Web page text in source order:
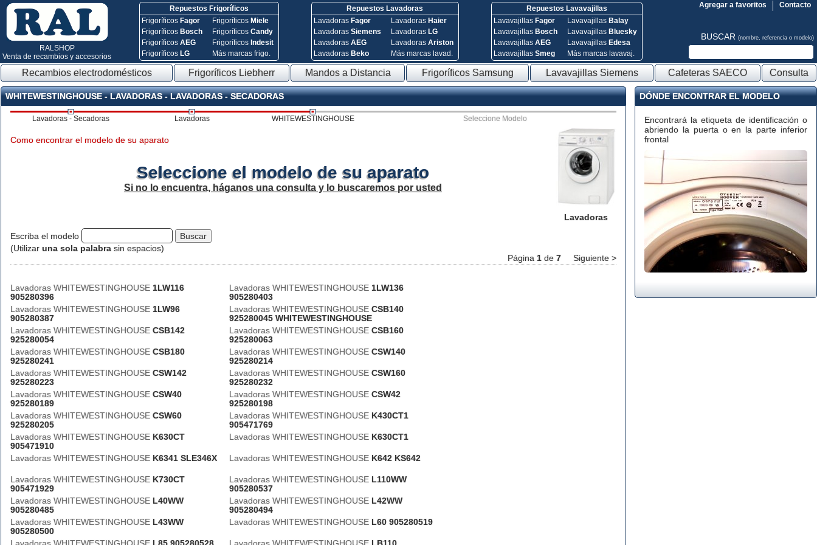
RALSHOP
Venta de recambios y accesorios
Repuestos Frigoríficos
Frigoríficos Fagor
Frigoríficos Bosch
FrigoríficosAEG
Frigoríficos LG
Frigoríficos Miele
FrigoríficosCandy
Frigoríficos Indesit
Más marcas frigo.
Repuestos Lavadoras
Lavadoras Fagor
Lavadoras Siemens
Lavadoras AEG
Lavadoras Beko
Lavadoras Haier
Lavadoras LG
Lavadoras Ariston
Más marcas lavad.
Repuestos Lavavajillas
Lavavajillas Fagor
Lavavajillas Bosch
Lavavajillas AEG
Lavavajillas Smeg
Lavavajillas Balay
Lavavajillas Bluesky
Lavavajillas Edesa
Más marcas lavavaj.
Contacto
Agregar a favoritos
BUSCAR (nombre, referencia o modelo)
Recambios electrodomésticos Frigoríficos Liebherr Mandos a Distancia Frigoríficos Samsung Lavavajillas Siemens Cafeteras SAECO Consulta
WHITEWESTINGHOUSE - LAVADORAS - LAVADORAS - SECADORAS
Lavadoras - Secadoras Lavadoras WHITEWESTINGHOUSE Seleccione Modelo
Lavadoras
Como encontrar el modelo de su aparato
Seleccione el modelo de su aparato
Si no lo encuentra, háganos una consulta y lo buscaremos por usted
Escriba el modelo
(Utilizar una sola palabra sin espacios)
Página 1 de 7 Siguiente >
Lavadoras WHITEWESTINGHOUSE 1LW116
905280396
Lavadoras WHITEWESTINGHOUSE 1LW136
905280403
Lavadoras WHITEWESTINGHOUSE 1LW96
905280387
Lavadoras WHITEWESTINGHOUSE CSB140
925280045 WHITEWESTINGHOUSE
Lavadoras WHITEWESTINGHOUSE CSB142
925280054
Lavadoras WHITEWESTINGHOUSE CSB160
925280063
Lavadoras WHITEWESTINGHOUSE CSB180
925280241
Lavadoras WHITEWESTINGHOUSE CSW140
925280214
Lavadoras WHITEWESTINGHOUSE CSW142
925280223
Lavadoras WHITEWESTINGHOUSE CSW160
925280232
Lavadoras WHITEWESTINGHOUSE CSW40
925280189
Lavadoras WHITEWESTINGHOUSE CSW42
925280198
Lavadoras WHITEWESTINGHOUSE CSW60
925280205
Lavadoras WHITEWESTINGHOUSE K430CT1
905471769
Lavadoras WHITEWESTINGHOUSE K630CT
905471910
Lavadoras WHITEWESTINGHOUSE K630CT1
Lavadoras WHITEWESTINGHOUSE K6341 SLE346X Lavadoras WHITEWESTINGHOUSE K642 KS642
Lavadoras WHITEWESTINGHOUSE K730CT
905471929
Lavadoras WHITEWESTINGHOUSE L110WW
905280537
Lavadoras WHITEWESTINGHOUSE L40WW
905280485
Lavadoras WHITEWESTINGHOUSE L42WW
905280494
Lavadoras WHITEWESTINGHOUSE L43WW
905280500
Lavadoras WHITEWESTINGHOUSE L60 905280519
DÓNDE ENCONTRAR EL MODELO
Encontrará la etiqueta de identificación o
abriendo la puerta o en la parte inferior
frontal